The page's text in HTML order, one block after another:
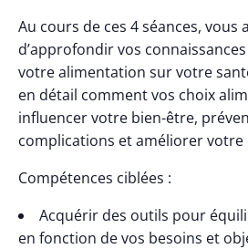
Au cours de ces 4 séances, vous
d’approfondir vos
votre alimentation sur votre
en détail comment vos choix
influencer votre bien-être,
complications et améliorer votre
Compétences ciblées :
Acquérir des outils pour
en fonction de vos besoins et